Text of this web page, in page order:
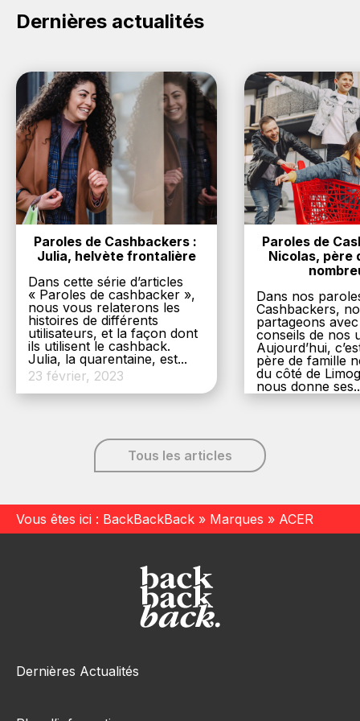
sur le site ACER.
Dernières actualités
Paroles de Cashbackers :
Julia, helvète frontalière
Dans cette série d’articles
« Paroles de cashbacker »,
nous vous relaterons les
histoires de différents
utilisateurs, et la façon dont
ils utilisent le cashback.
Julia, la quarentaine, est...
23 février, 2023
Paroles de
Nicolas, père
Dans nos
Cashbackers,
partageons
conseils de nos
Aujourd’hui,
père de famille
du côté de
nous donne
6 décembre,
Tous les articles
Vous êtes ici : BackBackBack » Marques » ACER
Dernières Actualités